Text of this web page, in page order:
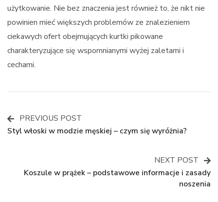
użytkowanie. Nie bez znaczenia jest również to, że nikt nie
powinien mieć większych problemów ze znalezieniem
ciekawych ofert obejmujących kurtki pikowane
charakteryzujące się wspomnianymi wyżej zaletami i
cechami.
Post
PREVIOUS POST
Styl włoski w modzie męskiej – czym się wyróżnia?
NEXT POST
Koszule w prążek – podstawowe informacje i zasady
noszenia